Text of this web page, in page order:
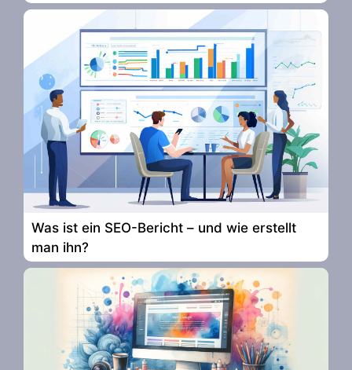
Was ist ein SEO-Bericht – und wie erstellt
man ihn?